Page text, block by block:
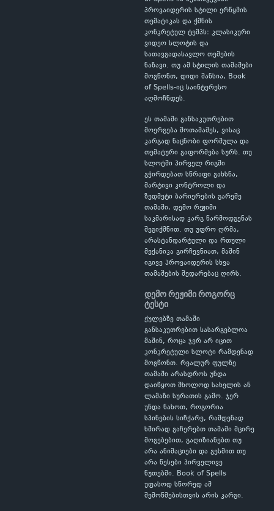
პროვაიდერის სტილი ერწყმის
თემატიკას და ქმნის
კონკრეტულ ტემპს: კლასიკური
ვიდეო სლოტის და
სათავგადასავლო თემების
ნაზავი. თუ ამ სტილის თამაშები
მოგწონთ, დიდი შანსია, Book
of Spells-იც საინტერესო
აღმოჩნდეს.
ეს თამაში განსაკუთრებით
მოერგება მოთამაშეს, ვისაც
კარგად ნაცნობი ფორმულა და
თემატური გაფორმება სურს. თუ
სლოტში პირველ რიგში
გჭირდებათ სწრაფი გახსნა,
მარტივი კონტროლი და
ზედმეტი ბარიერების გარეშე
თამაში, დემო რეჟიმი
საკმარისად კარგ წარმოდგენას
შეგიქმნით. თუ უფრო ღრმა,
არასტანდარტული და რთული
მექანიკა გირჩევნიათ, მაშინ
იგივე პროვაიდერის სხვა
თამაშების შედარებაც ღირს.
დემო რეჟიმი როგორც
ტესტი
ქულებზე თამაში
განსაკუთრებით სასარგებლოა
მაშინ, როცა ჯერ არ იცით
კონკრეტული სლოტი რამდენად
მოგწონთ. რეალურ ფულზე
თამაში არასდროს უნდა
დაიწყოთ მხოლოდ სახელის ან
ლამაზი სურათის გამო. ჯერ
უნდა ნახოთ, როგორია
სპინების სიჩქარე, რამდენად
ხშირად გაჩერებთ თამაში მცირე
მოგებებით, გაღიზიანებთ თუ
არა ანიმაციები და გესმით თუ
არა წესები პირველივე
წუთებში. Book of Spells
უფასოდ სწორედ ამ
შემოწმებისთვის არის კარგი.